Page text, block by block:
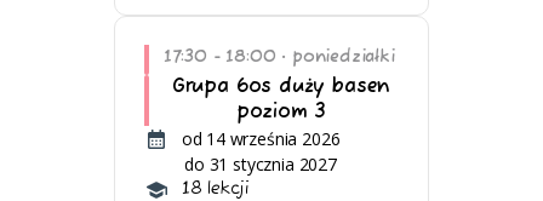
17:30 - 18:00 • poniedziałki
Grupa 6os duży basen
poziom 3
od 14 września 2026
do 31 stycznia 2027
18 lekcji